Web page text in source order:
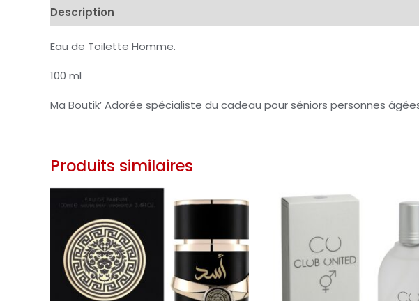
Description
Eau de Toilette Homme.
100 ml
Ma Boutik’ Adorée spécialiste du cadeau pour séniors personnes
Produits similaires